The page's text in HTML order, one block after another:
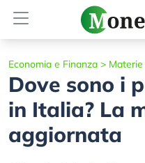
Economia e Finanza > Materie
Dove sono i
in Italia? La
aggiornata